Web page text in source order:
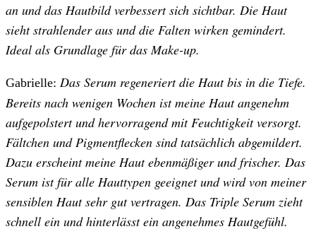
an und das Hautbild verbessert sich sichtbar. Die Haut
sieht strahlender aus und die Falten wirken gemindert.
Ideal als Grundlage für das Make-up.
Gabrielle: Das Serum regeneriert die Haut bis in die Tiefe.
Bereits nach wenigen Wochen ist meine Haut angenehm
aufgepolstert und hervorragend mit Feuchtigkeit versorgt.
Fältchen und Pigmentflecken sind tatsächlich abgemildert.
Dazu erscheint meine Haut ebenmäßiger und frischer. Das
Serum ist für alle Hauttypen geeignet und wird von meiner
sensiblen Haut sehr gut vertragen. Das Triple Serum zieht
schnell ein und hinterlässt ein angenehmes Hautgefühl.